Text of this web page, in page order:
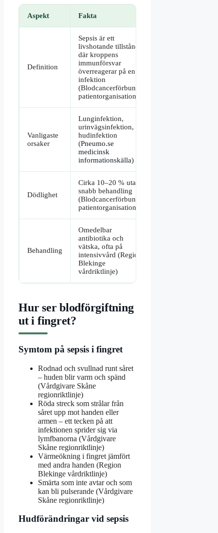
Aspekt Fakta
Definition
Sepsis är ett
livshotande tillstånd
där kroppens
immunförsvar
överreagerar på en
infektion
(Blodcancerförbundet
patientorganisation)
Vanligaste
orsaker
Lunginfektion,
urinvägsinfektion,
hudinfektion
(Pneumo.se
medicinsk
informationskälla)
Dödlighet
Cirka 10–20 % utan
snabb behandling
(Blodcancerförbundet
patientorganisation)
Behandling
Omedelbar
antibiotika och
vätska, ofta på
intensivvård (Region
Blekinge
vårdriktlinje)
Hur ser blodförgiftning
ut i fingret?
Symtom på sepsis i fingret
Rodnad och svullnad runt såret
– huden blir varm och spänd
(Vårdgivare Skåne
regionriktlinje)
Röda streck som strålar från
såret upp mot handen eller
armen – ett tecken på att
infektionen sprider sig via
lymfbanorna (Vårdgivare
Skåne regionriktlinje)
Värmeökning i fingret jämfört
med andra handen (Region
Blekinge vårdriktlinje)
Smärta som inte avtar och som
kan bli pulserande (Vårdgivare
Skåne regionriktlinje)
Hudförändringar vid sepsis